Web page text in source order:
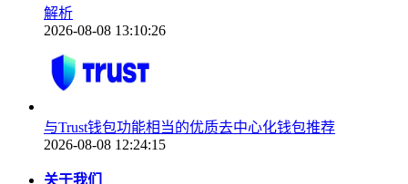
解析
2026-08-08 13:10:26
与Trust钱包功能相当的优质去中心化钱包推荐
2026-08-08 12:24:15
关于我们